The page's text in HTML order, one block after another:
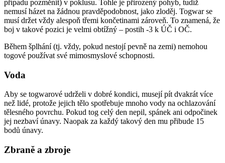
případu pozměnit) v poklusu. Tohle je přirozený pohyb, tudíž
nemusí házet na žádnou pravděpodobnost, jako zloděj. Togwar se
musí držet vždy alespoň třemi končetinami zároveň. To znamená, že
boj v takové pozici je velmi obtížný – postih -3 k ÚČ i OČ.
Během šplhání (tj. vždy, pokud nestojí pevně na zemi) nemohou
togové používat své mimosmyslové schopnosti.
Voda
Aby se togwarové udrželi v dobré kondici, musejí pít dvakrát více
než lidé, protože jejich tělo spotřebuje mnoho vody na ochlazování
tělesného povrchu. Pokud tog celý den nepil, spánek ani odpočinek
jej nezbaví únavy. Naopak za každý takový den mu přibude 15
bodů únavy.
Zbraně a zbroje